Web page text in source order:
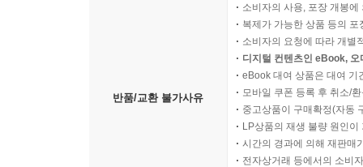
반품/교환 불가사유
소비자의 사용, 포장 개봉
복제가 가능한 상품 등의
소비자의 요청에 따라 개별
디지털 컨텐츠인 eBook,
eBook 대여 상품은 대여 기
모바일 쿠폰 등록 후 취소/
중고상품이 구매확정(자동
LP상품의 재생 불량 원인
시간의 경과에 의해 재판매
전자상거래 등에서의 소비